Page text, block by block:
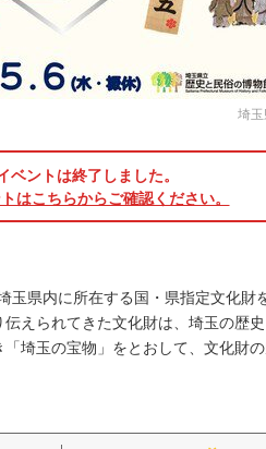
埼
ベントは終了しました。
はこちらからご確認ください。
県内に所在する国・県指定文化財
えられてきた文化財は、埼玉の歴
埼玉の宝物」をとおして、文化財の